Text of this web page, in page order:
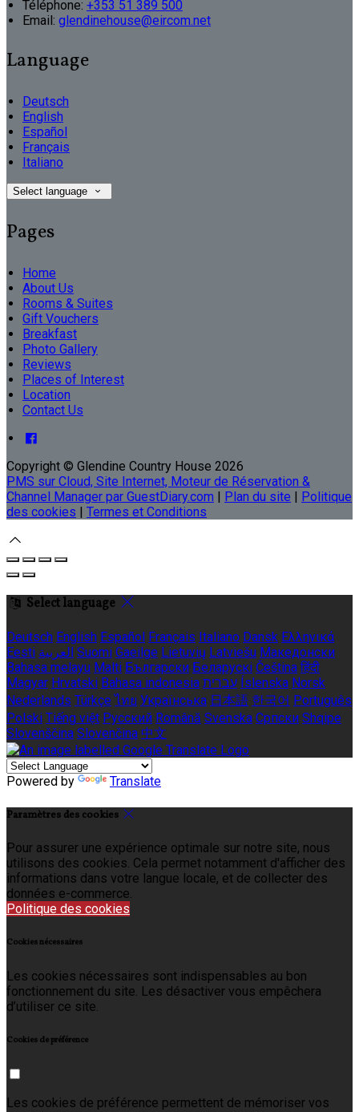
Téléphone: +353 51 389 500
Email: glendinehouse@eircom.net
Language
Deutsch
English
Español
Français
Italiano
Select language
Pages
Home
About Us
Rooms & Suites
Gift Vouchers
Breakfast
Photo Gallery
Reviews
Places of Interest
Location
Contact Us
Copyright © Glendine Country House 2026
PMS sur Cloud, Site Internet, Moteur de Réservation &
Channel Manager par GuestDiary.com | Plan du site | Politique
des cookies | Termes et Conditions
Select language
Deutsch English Español Français Italiano Dansk Ελληνικά
Eesti العربية Suomi Gaeilge Lietuvių Latviešu Македонски
Bahasa melayu Malti Български Беларускі Čeština हिंदी
Magyar Hrvatski Bahasa indonesia עברית Íslenska Norsk
Nederlands Türkçe ไทย Українська 日本語 한국어 Português
Polski Tiếng việt Русский Română Svenska Српски Shqipe
Slovenščina Slovenčina 中文
Powered by Translate
Paramètres des cookies
Pour assurer une expérience optimale sur notre site, nous
utilisons des cookies. Cela permet notamment d'afficher des
informations dans votre langue locale, et de collecter des
données e-commerce.
Politique des cookies
Cookies nécessaires
Les cookies nécessaires sont indispensables au bon
fonctionnement du site. Les désactiver vous empêchera
d’utiliser ce site.
Cookies de préférence
Les cookies de préférence permettent de mémoriser vos